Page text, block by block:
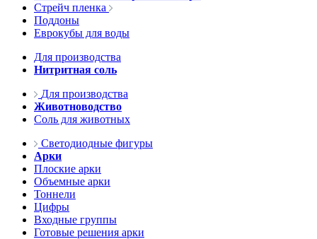
Стрейч пленка
Поддоны
Еврокубы для воды
Для производства
Нитритная соль
Для производства
Животноводство
Соль для животных
Светодиодные фигуры
Арки
Плоские арки
Объемные арки
Тоннели
Цифры
Входные группы
Готовые решения арки